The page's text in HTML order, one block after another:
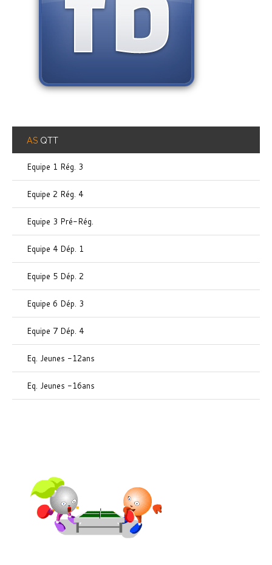
AS QTT
Equipe 1 Rég. 3
Equipe 2 Rég. 4
Equipe 3 Pré-Rég.
Equipe 4 Dép. 1
Equipe 5 Dép. 2
Equipe 6 Dép. 3
Equipe 7 Dép. 4
Eq. Jeunes -12ans
Eq. Jeunes -16ans